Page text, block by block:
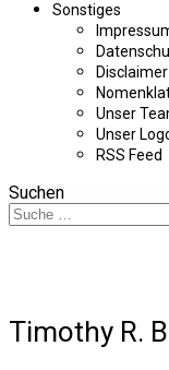
Sonstiges
Disclaimer
Unser
Unser
RSS Feed
Suchen
Timothy R.